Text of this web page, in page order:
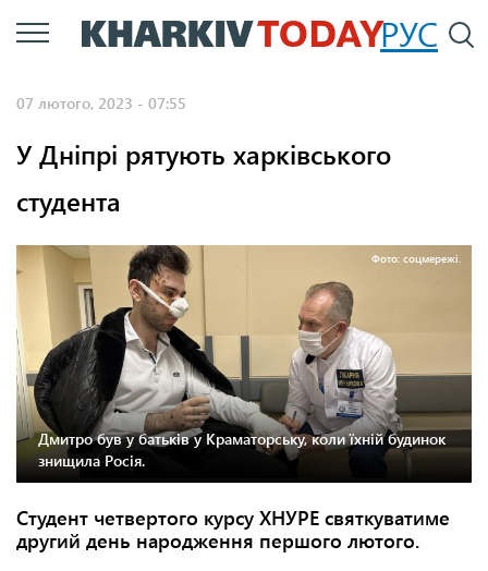
Перейти
до
РУС
07 лютого, 2023 - 07:55
У Дніпрі рятують харківського
студента
Фото: соцмережі.
Дмитро був у батьків у Краматорську, коли їхній будинок
знищила Росія.
Студент четвертого курсу ХНУРЕ святкуватиме
другий день народження першого лютого.